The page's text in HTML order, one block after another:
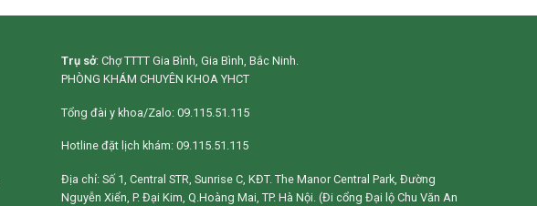
Trụ sở: Chợ TTTT Gia Bình, Gia Bình, Bắc Ninh.
PHÒNG KHÁM CHUYÊN KHOA YHCT
Tổng đài y khoa/Zalo: 09.115.51.115
Hotline đặt lịch khám: 09.115.51.115
Địa chỉ: Số 1, Central STR, Sunrise C, KĐT. The Manor Central Park, Đường
Nguyễn Xiển, P. Đại Kim, Q.Hoàng Mai, TP. Hà Nội. (Đi cổng Đại lộ Chu Văn An